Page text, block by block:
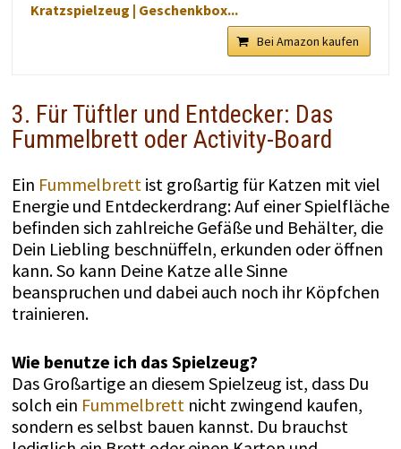
Kratzspielzeug | Geschenkbox...
Bei Amazon kaufen
3. Für Tüftler und Entdecker: Das
Fummelbrett oder Activity-Board
Ein Fummelbrett ist großartig für Katzen mit viel
Energie und Entdeckerdrang: Auf einer Spielfläche
befinden sich zahlreiche Gefäße und Behälter, die
Dein Liebling beschnüffeln, erkunden oder öffnen
kann. So kann Deine Katze alle Sinne
beanspruchen und dabei auch noch ihr Köpfchen
trainieren.
Wie benutze ich das Spielzeug?
Das Großartige an diesem Spielzeug ist, dass Du
solch ein Fummelbrett nicht zwingend kaufen,
sondern es selbst bauen kannst. Du brauchst